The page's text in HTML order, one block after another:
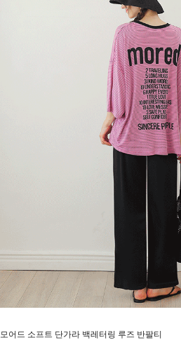
모어드 소프트 단가라 백레터링 루즈 반팔티